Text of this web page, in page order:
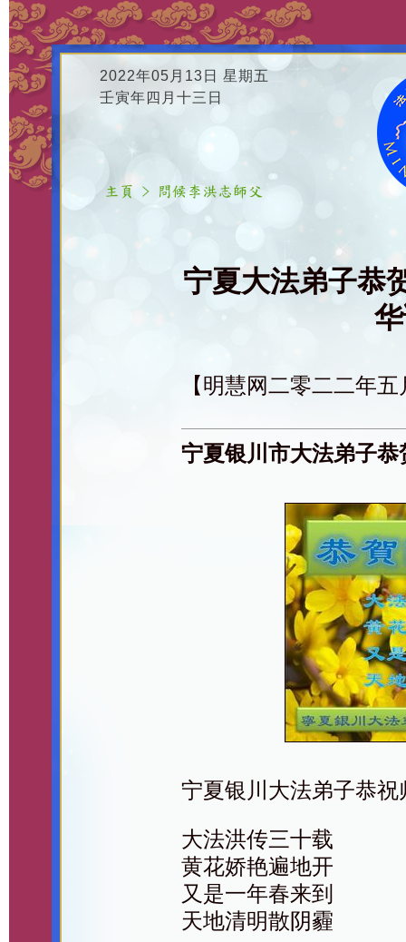
2022年05月13日 星期五
壬寅年四月十三日
宁夏大法弟子恭
【明慧网二零二二年
宁夏银川市大法弟子恭
宁夏银川大法弟子恭
大法洪传三十载
黄花娇艳遍地开
又是一年春来到
天地清明散阴霾